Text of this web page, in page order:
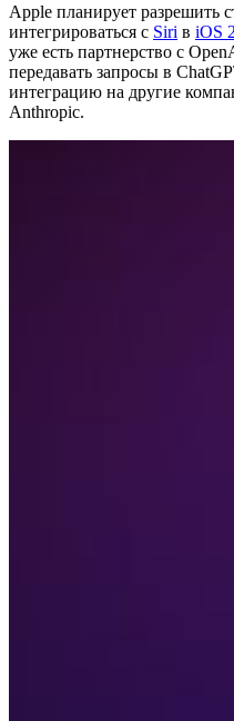
Apple планирует разрешить
интегрироваться с Siri в iOS
уже есть партнерство с
передавать запросы в
интеграцию на другие
Anthropic.